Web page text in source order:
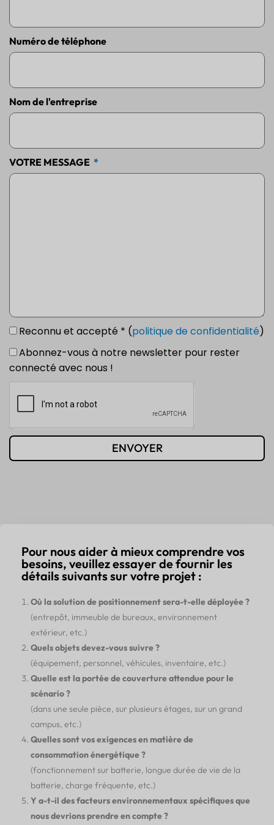
Numéro de téléphone
Nom de l'entreprise
VOTRE MESSAGE
Reconnu et accepté * (politique de confidentialité)
Abonnez-vous à notre newsletter pour rester
connecté avec nous !
ENVOYER
Pour nous aider à mieux comprendre vos
besoins, veuillez essayer de fournir les
détails suivants sur votre projet :
Où la solution de positionnement sera-t-elle déployée ?
(entrepôt, immeuble de bureaux, environnement
extérieur, etc.)
Quels objets devez-vous suivre ?
(équipement, personnel, véhicules, inventaire, etc.)
Quelle est la portée de couverture attendue pour le
scénario ?
(dans une seule pièce, sur plusieurs étages, sur un grand
campus, etc.)
Quelles sont vos exigences en matière de
consommation énergétique ?
(fonctionnement sur batterie, longue durée de vie de la
batterie, charge fréquente, etc.)
Y a-t-il des facteurs environnementaux spécifiques que
nous devrions prendre en compte ?